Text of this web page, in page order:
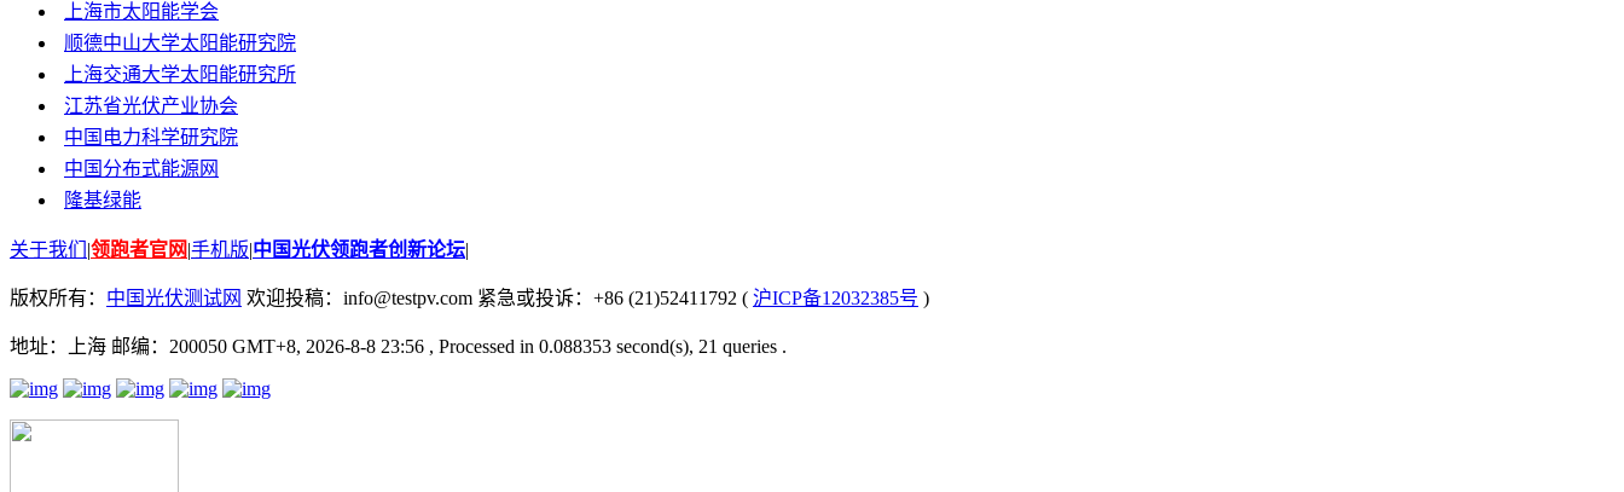
上海市太阳能学会
顺德中山大学太阳能研究院
上海交通大学太阳能研究所
江苏省光伏产业协会
中国电力科学研究院
中国分布式能源网
隆基绿能
关于我们 |领跑者官网|手机版|中国光伏领跑者创新论坛|
版权所有： 中国光伏测试网 欢迎投稿：info@testpv.com 紧急或投诉：+86 (21)52411792 ( 沪ICP备12032385号 )
地址：上海 邮编：200050 GMT+8, 2026-8-8 23:56 , Processed in 0.088353 second(s), 21 queries .